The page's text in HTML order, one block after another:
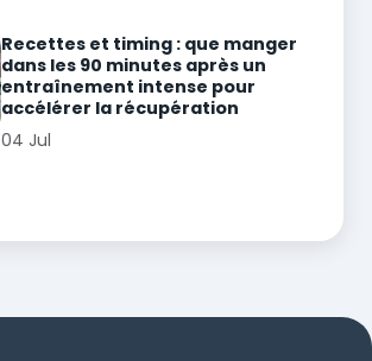
Recettes et timing : que manger
dans les 90 minutes après un
entraînement intense pour
accélérer la récupération
04 Jul